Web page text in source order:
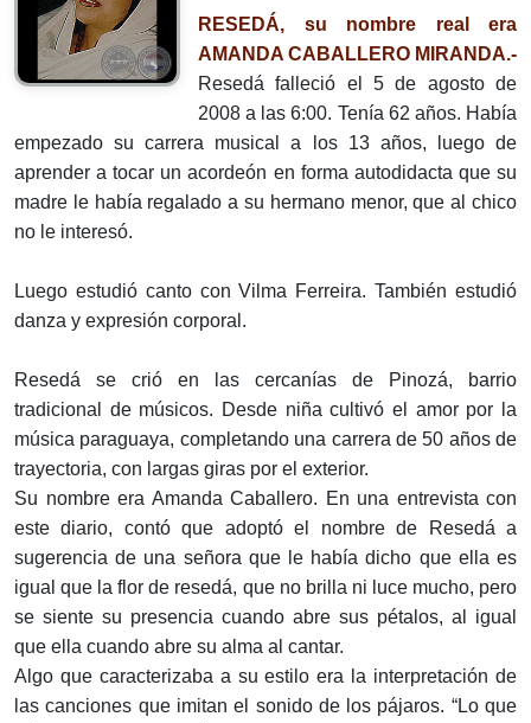
RESEDÁ, su nombre real era
AMANDA CABALLERO MIRANDA.-
Resedá falleció el 5 de agosto de
2008 a las 6:00. Tenía 62 años. Había
empezado su carrera musical a los 13 años, luego de
aprender a tocar un acordeón en forma autodidacta que su
madre le había regalado a su hermano menor, que al chico
no le interesó.
Luego estudió canto con Vilma Ferreira. También estudió
danza y expresión corporal.
Resedá se crió en las cercanías de Pinozá, barrio
tradicional de músicos. Desde niña cultivó el amor por la
música paraguaya, completando una carrera de 50 años de
trayectoria, con largas giras por el exterior.
Su nombre era Amanda Caballero. En una entrevista con
este diario, contó que adoptó el nombre de Resedá a
sugerencia de una señora que le había dicho que ella es
igual que la flor de resedá, que no brilla ni luce mucho, pero
se siente su presencia cuando abre sus pétalos, al igual
que ella cuando abre su alma al cantar.
Algo que caracterizaba a su estilo era la interpretación de
las canciones que imitan el sonido de los pájaros. “Lo que